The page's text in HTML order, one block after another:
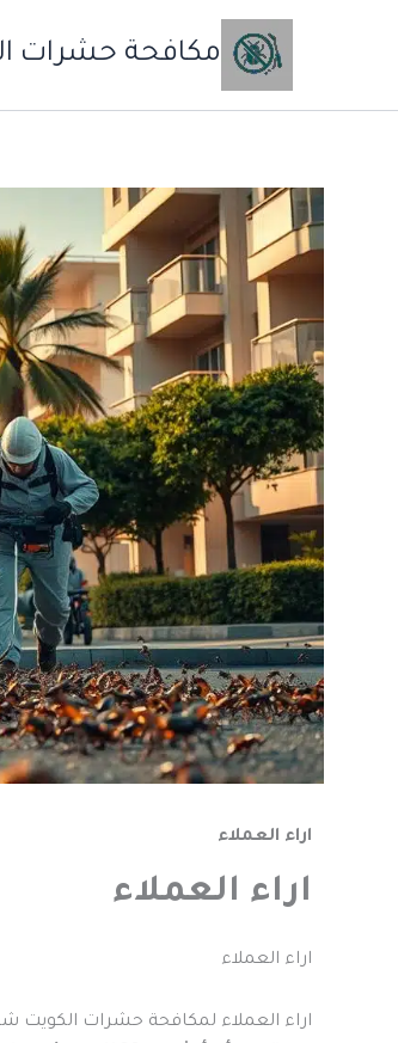
مكافحة حشرات
اراء العملاء
اراء العملاء
اراء العملاء
اراء العملاء لمكافحة حشرات الكويت